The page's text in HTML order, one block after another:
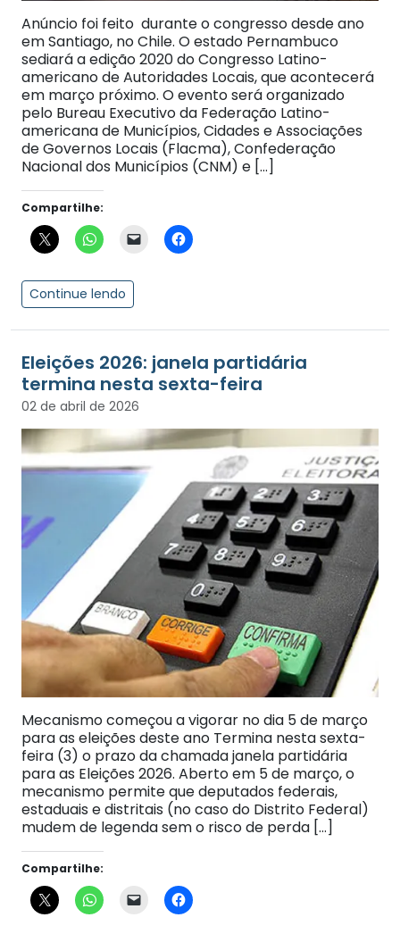
Anúncio foi feito durante o congresso desde ano
em Santiago, no Chile. O estado Pernambuco
sediará a edição 2020 do Congresso Latino-
americano de Autoridades Locais, que acontecerá
em março próximo. O evento será organizado
pelo Bureau Executivo da Federação Latino-
americana de Municípios, Cidades e Associações
de Governos Locais (Flacma), Confederação
Nacional dos Municípios (CNM) e […]
Compartilhe:
Continue lendo
Eleições 2026: janela partidária
termina nesta sexta-feira
02 de abril de 2026
Mecanismo começou a vigorar no dia 5 de março
para as eleições deste ano Termina nesta sexta-
feira (3) o prazo da chamada janela partidária
para as Eleições 2026. Aberto em 5 de março, o
mecanismo permite que deputados federais,
estaduais e distritais (no caso do Distrito Federal)
mudem de legenda sem o risco de perda […]
Compartilhe: